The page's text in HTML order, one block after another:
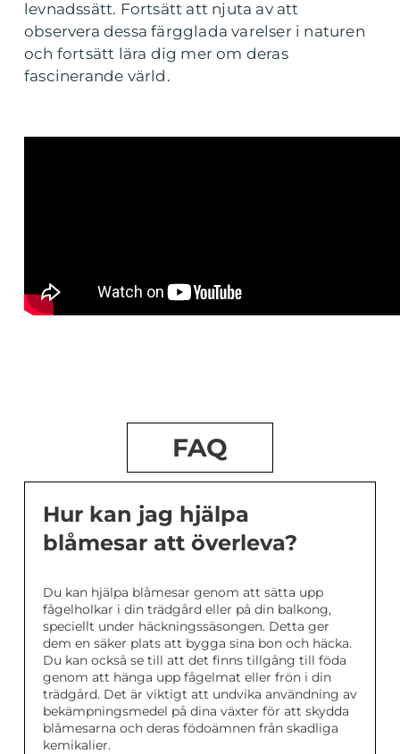
levnadssätt. Fortsätt att njuta av att
observera dessa färgglada varelser i naturen
och fortsätt lära dig mer om deras
fascinerande värld.
FAQ
Hur kan jag hjälpa
blåmesar att överleva?
Du kan hjälpa blåmesar genom att sätta upp
fågelholkar i din trädgård eller på din balkong,
speciellt under häckningssäsongen. Detta ger
dem en säker plats att bygga sina bon och häcka.
Du kan också se till att det finns tillgång till föda
genom att hänga upp fågelmat eller frön i din
trädgård. Det är viktigt att undvika användning av
bekämpningsmedel på dina växter för att skydda
blåmesarna och deras födoämnen från skadliga
kemikalier.